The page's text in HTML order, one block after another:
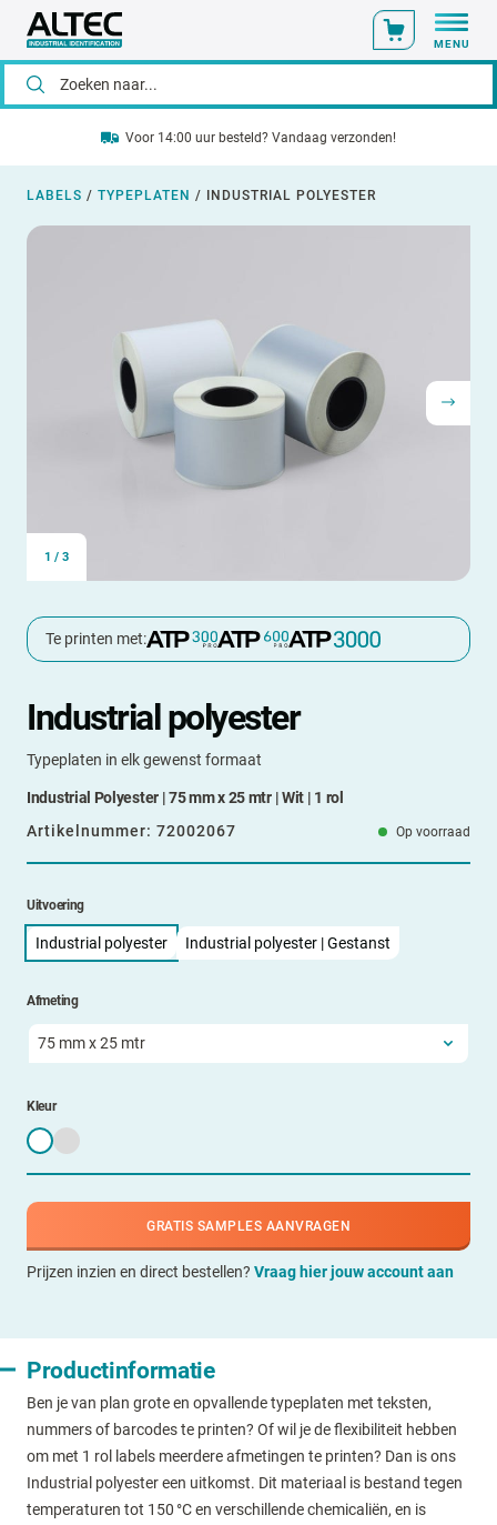
MENU
Voor 14:00 uur besteld? Vandaag verzonden!
LABELS / TYPEPLATEN / INDUSTRIAL POLYESTER
1 / 3
Te printen met:
Industrial polyester
Typeplaten in elk gewenst formaat
Industrial Polyester | 75 mm x 25 mtr | Wit | 1 rol
Artikelnummer: 72002067 Op voorraad
Uitvoering
Industrial polyester Industrial polyester | Gestanst
Afmeting
Kleur
GRATIS SAMPLES AANVRAGEN
Prijzen inzien en direct bestellen? Vraag hier jouw account aan
Productinformatie
Ben je van plan grote en opvallende typeplaten met teksten,
nummers of barcodes te printen? Of wil je de flexibiliteit hebben
om met 1 rol labels meerdere afmetingen te printen? Dan is ons
Industrial polyester een uitkomst. Dit materiaal is bestand tegen
temperaturen tot 150 °C en verschillende chemicaliën, en is